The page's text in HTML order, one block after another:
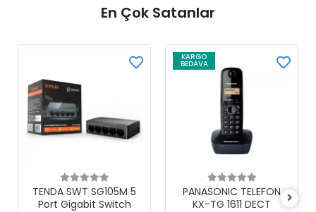
En Çok Satanlar
Sepete Ekle
TENDA SWT SG105M 5
Port Gigabit Switch
KARGO
BEDAVA
Sepete Ekle
PANASONIC TELEFON
KX-TG 1611 DECT